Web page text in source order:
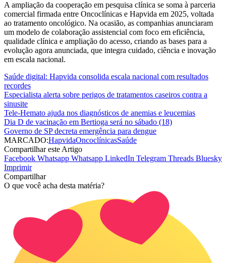
A ampliação da cooperação em pesquisa clínica se soma à parceria
comercial firmada entre Oncoclínicas e Hapvida em 2025, voltada
ao tratamento oncológico. Na ocasião, as companhias anunciaram
um modelo de colaboração assistencial com foco em eficiência,
qualidade clínica e ampliação do acesso, criando as bases para a
evolução agora anunciada, que integra cuidado, ciência e inovação
em escala nacional.
Saúde digital: Hapvida consolida escala nacional com resultados
recordes
Especialista alerta sobre perigos de tratamentos caseiros contra a
sinusite
Tele-Hemato ajuda nos diagnósticos de anemias e leucemias
Dia D de vacinação em Bertioga será no sábado (18)
Governo de SP decreta emergência para dengue
MARCADO:HapvidaOncoclínicasSaúde
Compartilhar este Artigo
Facebook Whatsapp Whatsapp LinkedIn Telegram Threads Bluesky
Imprimir
Compartilhar
O que você acha desta matéria?